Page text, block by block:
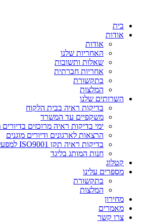
בית
אודות
אודות
האחריות שלנו
שאלות ותשובות
אחריות חברתית
בתקשורת
המלצות
השרותים שלנו
בדיקות ראיה בבית הלקוח
משקפיים עד המשרד
ימי בדיקות ראיה מרוכזים בדיורים
הרצאות לארגונים ודיורים מוגנים
בדיקות ראיה תקן ISO9001 למפעלים וחברות
חנות המותג בליגד
קטלוג
מספרים עלינו
בתקשורת
המלצות
מחירון
מאמרים
צרו קשר